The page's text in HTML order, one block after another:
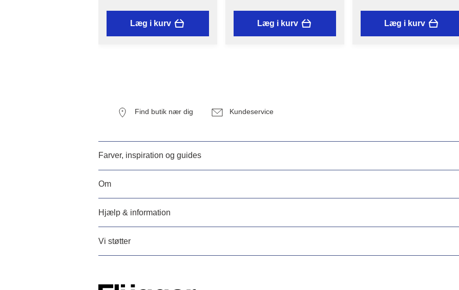
Læg i kurv Læg i kurv Læg i kurv
Find butik nær dig Kundeservice
Farver, inspiration og guides
Om
Hjælp & information
Vi støtter